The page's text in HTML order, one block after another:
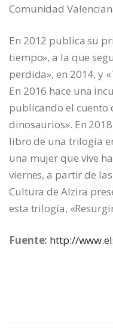
Comunidad
En 2012 publica su
tiempo», a la que
perdida», en 2014, y
En 2016 hace una
publicando el cuento
dinosaurios». En
libro de una trilogía
una mujer que vive
viernes, a partir de
Cultura de Alzira
esta trilogía,
Fuente: http://